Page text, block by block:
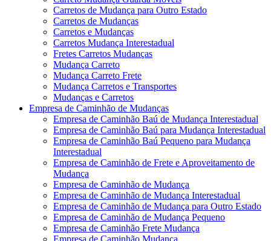
Carretos de Mudança para Outro Estado
Carretos de Mudanças
Carretos e Mudanças
Carretos Mudança Interestadual
Fretes Carretos Mudanças
Mudança Carreto
Mudança Carreto Frete
Mudança Carretos e Transportes
Mudanças e Carretos
Empresa de Caminhão de Mudanças
Empresa de Caminhão Baú de Mudança Interestadual
Empresa de Caminhão Baú para Mudança Interestadual
Empresa de Caminhão Baú Pequeno para Mudança
Interestadual
Empresa de Caminhão de Frete e Aproveitamento de
Mudança
Empresa de Caminhão de Mudança
Empresa de Caminhão de Mudança Interestadual
Empresa de Caminhão de Mudança para Outro Estado
Empresa de Caminhão de Mudança Pequeno
Empresa de Caminhão Frete Mudança
Empresa de Caminhão Mudança